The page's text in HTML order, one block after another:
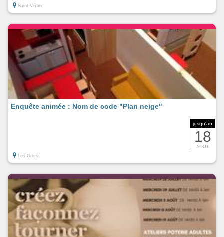
Saint-Véran
jusqu'au
18
AOUT
Enquête animée : Nom de code "Plan neige"
Les Orres